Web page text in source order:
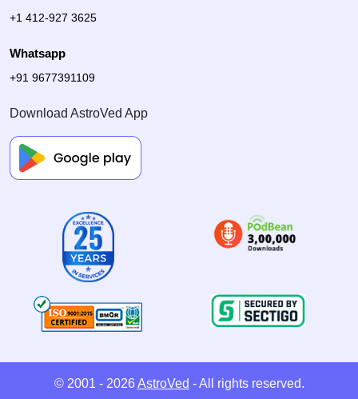
+1 412-927 3625
Whatsapp
+91 9677391109
Download AstroVed App
© 2001 - 2026 AstroVed - All rights reserved.